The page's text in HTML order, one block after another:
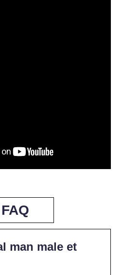
FAQ
man male et